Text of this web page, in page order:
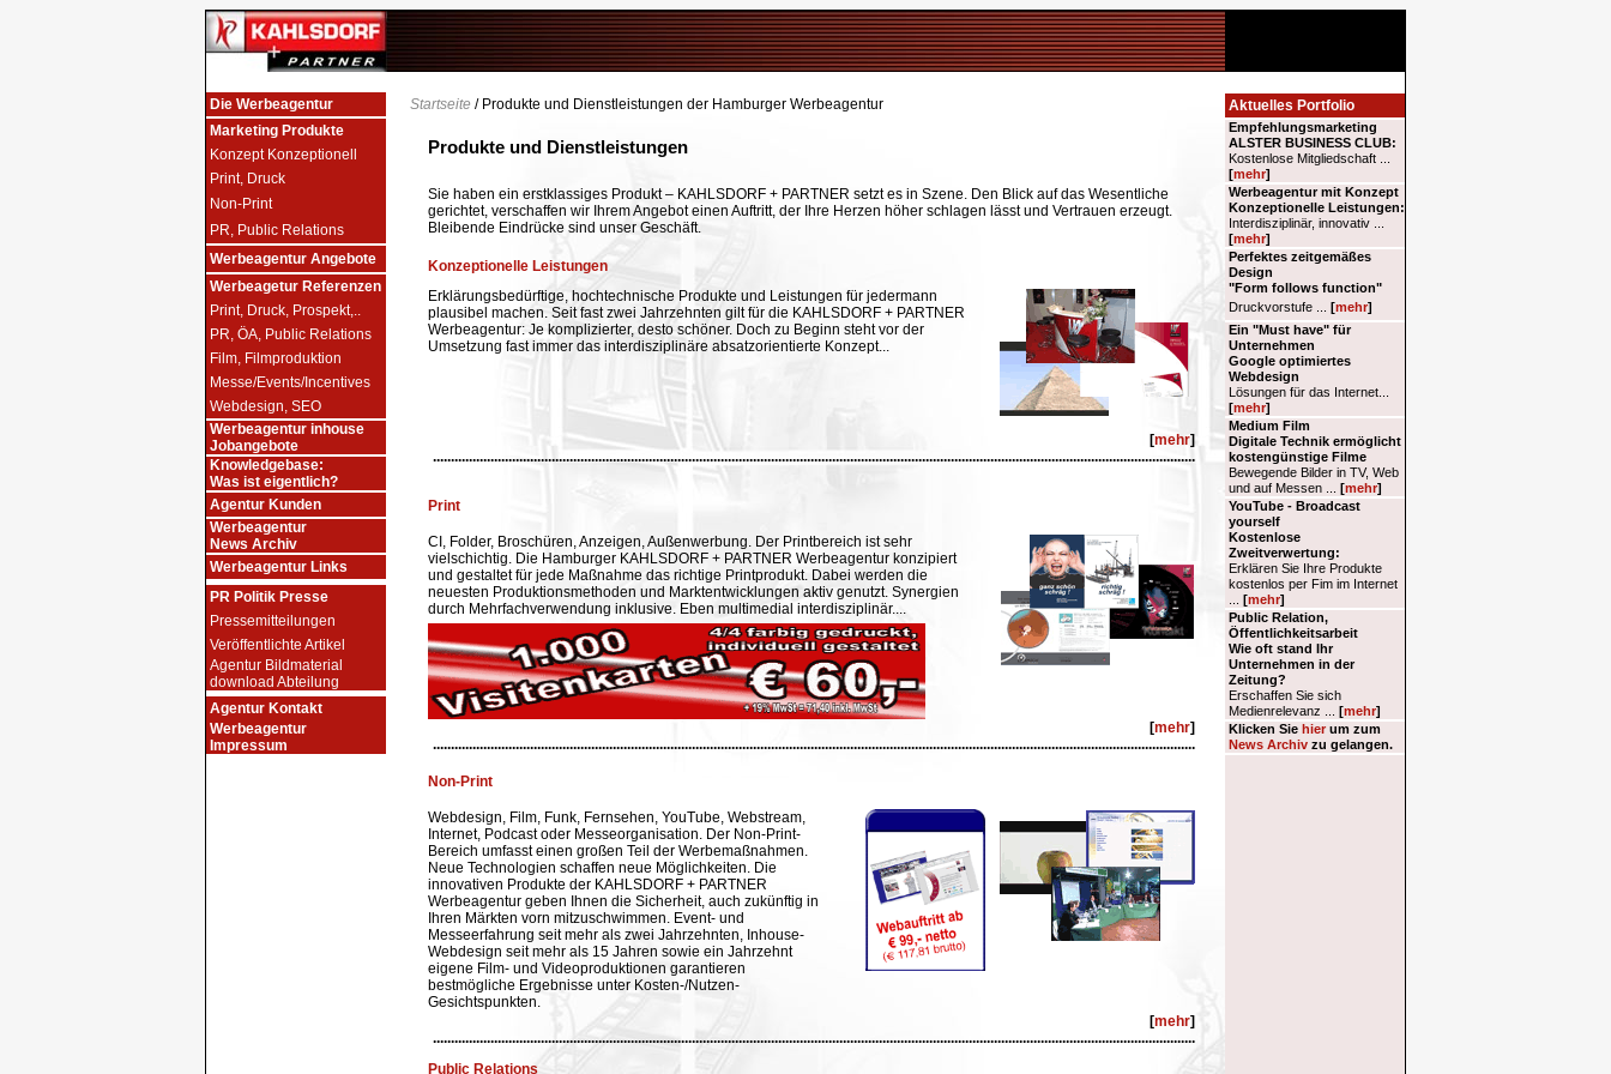
Die Werbeagentur
Marketing Produkte
Konzept Konzeptionell
Print, Druck
Non-Print
PR, Public Relations
Werbeagentur Angebote
Werbeagetur Referenzen
Print, Druck, Prospekt,..
PR, ÖA, Public Relations
Film, Filmproduktion
Messe/Events/Incentives
Webdesign, SEO
Werbeagentur inhouse
Jobangebote
Knowledgebase:
Was ist eigentlich?
Agentur Kunden
Werbeagentur
News Archiv
Werbeagentur Links
PR Politik Presse
Pressemitteilungen
Veröffentlichte Artikel
Agentur Bildmaterial
download Abteilung
Agentur Kontakt
Werbeagentur
Impressum
Startseite / Produkte und Dienstleistungen der Hamburger Werbeagentur
Produkte und Dienstleistungen
Sie haben ein erstklassiges Produkt – KAHLSDORF + PARTNER setzt es in Szene. Den Blick auf das Wesentliche
gerichtet, verschaffen wir Ihrem Angebot einen Auftritt, der Ihre Herzen höher schlagen lässt und Vertrauen erzeugt.
Bleibende Eindrücke sind unser Geschäft.
Konzeptionelle Leistungen
Erklärungsbedürftige, hochtechnische Produkte und Leistungen für jedermann
plausibel machen. Seit fast zwei Jahrzehnten gilt für die KAHLSDORF + PARTNER
Werbeagentur: Je komplizierter, desto schöner. Doch zu Beginn steht vor der
Umsetzung fast immer das interdisziplinäre absatzorientierte Konzept...
[mehr]
....................................................................................................................................................................................................................
Print
CI, Folder, Broschüren, Anzeigen, Außenwerbung. Der Printbereich ist sehr
vielschichtig. Die Hamburger KAHLSDORF + PARTNER Werbeagentur konzipiert
und gestaltet für jede Maßnahme das richtige Printprodukt. Dabei werden die
neuesten Produktionsmethoden und Marktentwicklungen aktiv genutzt. Synergien
durch Mehrfachverwendung inklusive. Eben multimedial interdisziplinär....
[mehr]
....................................................................................................................................................................................................................
Non-Print
Webdesign, Film, Funk, Fernsehen, YouTube, Webstream,
Internet, Podcast oder Messeorganisation. Der Non-Print-
Bereich umfasst einen großen Teil der Werbemaßnahmen.
Neue Technologien schaffen neue Möglichkeiten. Die
innovativen Produkte der KAHLSDORF + PARTNER
Werbeagentur geben Ihnen die Sicherheit, auch zukünftig in
Ihren Märkten vorn mitzuschwimmen. Event- und
Messeerfahrung seit mehr als zwei Jahrzehnten, Inhouse-
Webdesign seit mehr als 15 Jahren sowie ein Jahrzehnt
eigene Film- und Videoproduktionen garantieren
bestmögliche Ergebnisse unter Kosten-/Nutzen-
Gesichtspunkten.
[mehr]
....................................................................................................................................................................................................................
Public Relations